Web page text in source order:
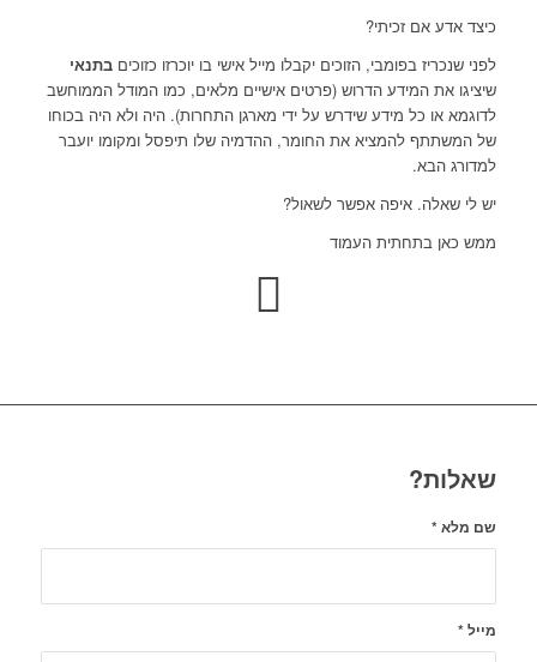
כיצד אדע אם זכיתי?
לפני שנכריז בפומבי, הזוכים יקבלו מייל אישי בו יוכרזו כזוכים בתנאי
שיציגו את המידע הדרוש (פרטים אישיים מלאים, כמו המודל הממוחשב
לדוגמא או כל מידע שידרש על ידי מארגן התחרות). היה ולא היה בכוחו
של המשתתף להמציא את החומר, ההדמיה שלו תיפסל ומקומו יועבר
למדורג הבא.
יש לי שאלה. איפה אפשר לשאול?
ממש כאן בתחתית העמוד
שאלות?
שם מלא *
מייל *